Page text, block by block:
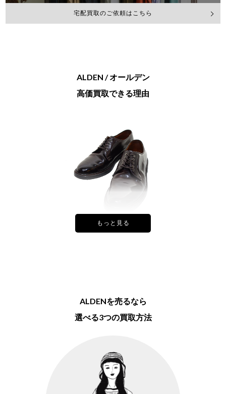
宅配買取のご依頼はこちら
ALDEN / オールデン
高価買取できる理由
ALDENを売るなら
選べる3つの買取方法